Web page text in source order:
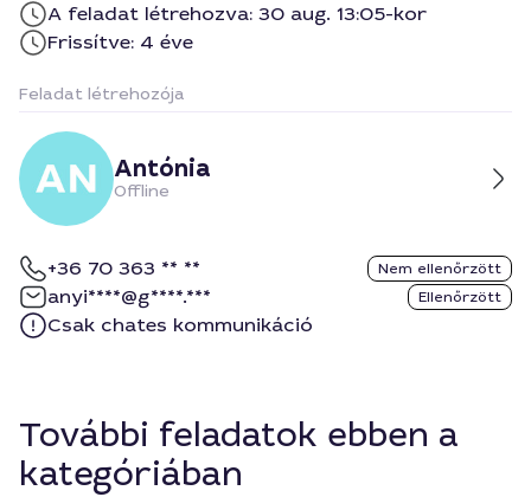
A feladat létrehozva: 30 aug. 13:05-kor
Frissítve: 4 éve
Feladat létrehozója
Antónia
Offline
+36 70 363 ** ** Nem ellenőrzött
anyi****@g****.*** Ellenőrzött
Csak chates kommunikáció
További feladatok ebben a
kategóriában